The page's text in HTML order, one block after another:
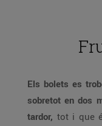
Els bolets es
sobretot en dos
tardor, tot i que